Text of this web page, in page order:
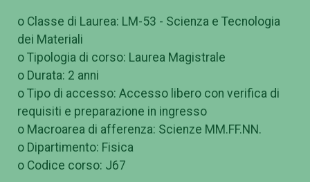
o Classe di Laurea: LM-53 - Scienza e Tecnologia
dei Materiali
o Tipologia di corso: Laurea Magistrale
o Durata: 2 anni
o Tipo di accesso: Accesso libero con verifica di
requisiti e preparazione in ingresso
o Macroarea di afferenza: Scienze MM.FF.NN.
o Dipartimento: Fisica
o Codice corso: J67